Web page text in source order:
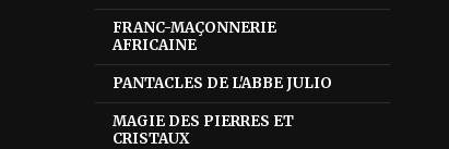
FRANC-MAÇONNERIE
AFRICAINE
PANTACLES DE L'ABBE JULIO
MAGIE DES PIERRES ET
CRISTAUX